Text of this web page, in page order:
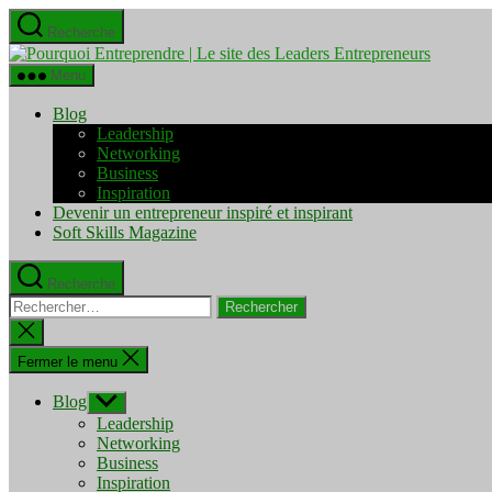
Aller
au
contenu
Recherche
Pourquoi
Menu
Blog
Leadership
Networking
Business
Inspiration
Devenir un entrepreneur inspiré et inspirant
Soft Skills Magazine
Recherche
Rechercher :
Fermer
la
recherche
Fermer le menu
Blog Afficher
le
sous-
menu
Leadership
Networking
Business
Inspiration